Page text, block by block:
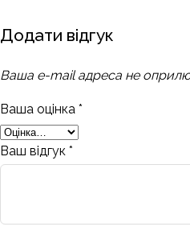
Додати відгук
Ваша e-mail адреса не
Ваша оцінка *
Ваш відгук *